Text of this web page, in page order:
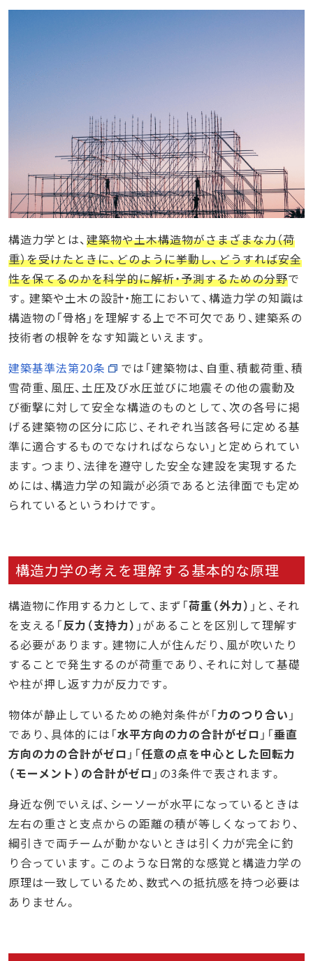
構造力学とは、 建築物や土木構造物がさまざまな力（荷
重）を受けたときに、どのように挙動し、どうすれば安全
性を保てるのかを科学的に解析・予測するための分野で
す。建築や土木の設計・施工において、構造力学の知識は
構造物の「骨格」を理解する上で不可欠であり、建築系の
技術者の根幹をなす知識といえます。
建築基準法第20条
では「建築物は、自重、積載荷重、積
雪荷重、風圧、土圧及び水圧並びに地震その他の震動及
び衝撃に対して安全な構造のものとして、次の各号に掲
げる建築物の区分に応じ、それぞれ当該各号に定める基
準に適合するものでなければならない」と定められてい
ます。つまり、法律を遵守した安全な建設を実現するた
めには、構造力学の知識が必須であると法律面でも定め
られているというわけです。
構造力学の考えを理解する基本的な原理
構造物に作用する力として、まず「荷重（外力） 」と、それ
を支える「反力（支持力） 」があることを区別して理解す
る必要があります。建物に人が住んだり、風が吹いたり
することで発生するのが荷重であり、それに対して基礎
や柱が押し返す力が反力です。
物体が静止しているための絶対条件が「力のつり合い 」
であり、具体的には「水平方向の力の合計がゼロ 」「垂直
方向の力の合計がゼロ 」「任意の点を中心とした回転力
（モーメント）の合計がゼロ 」の3条件で表されます。
身近な例でいえば、シーソーが水平になっているときは
左右の重さと支点からの距離の積が等しくなっており、
綱引きで両チームが動かないときは引く力が完全に釣
り合っています。このような日常的な感覚と構造力学の
原理は一致しているため、数式への抵抗感を持つ必要は
ありません。